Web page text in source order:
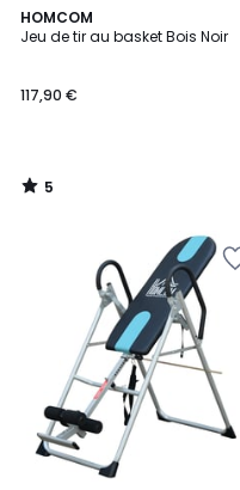
HOMCOM
Jeu de tir au basket Bois Noir
117,90 €
5
/
5
/